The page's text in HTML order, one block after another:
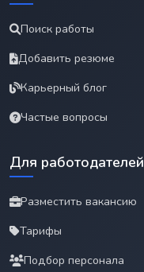
Поиск работы
Добавить резюме
Карьерный блог
Частые вопросы
Для работодателей
Разместить вакансию
Тарифы
Подбор персонала